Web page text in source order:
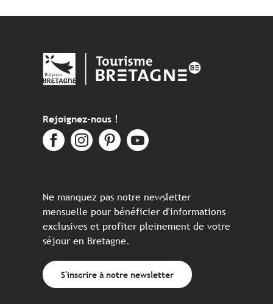
Rejoignez-nous !
Ne manquez pas notre newsletter
mensuelle pour bénéficier d'informations
exclusives et profiter pleinement de votre
séjour en Bretagne.
S'inscrire à notre newsletter